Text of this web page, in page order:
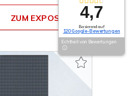
ZUM EXPOSÉ 4,7
Basierend auf
120 Google-Bewertungen
Echtheit von Bewertungen